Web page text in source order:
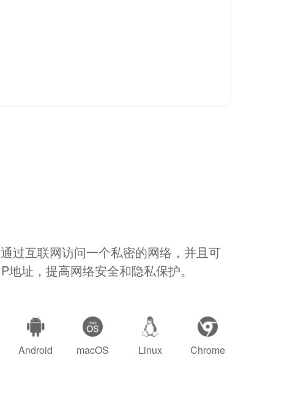
过互联网访问一个私密的网络，并且可
地址，提高网络安全和隐私保护。
Android macOS Linux Chrome